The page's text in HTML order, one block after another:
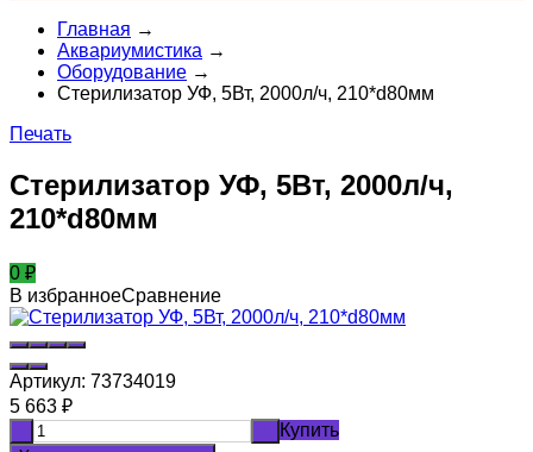
Главная →
Аквариумистика →
Оборудование →
Стерилизатор УФ, 5Вт, 2000л/ч, 210*d80мм
Печать
Стерилизатор УФ, 5Вт, 2000л/ч,
210*d80мм
0 ₽
В избранноеСравнение
Артикул: 73734019
5 663 ₽
Купить